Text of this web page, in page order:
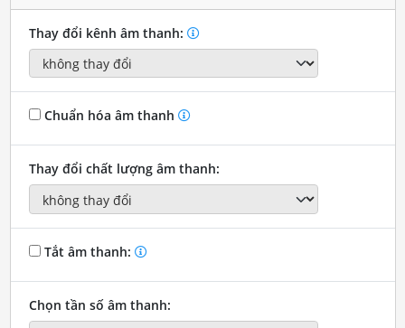
Thay đổi kênh âm thanh:
Chuẩn hóa âm thanh
Thay đổi chất lượng âm thanh:
Tắt âm thanh:
Chọn tần số âm thanh: